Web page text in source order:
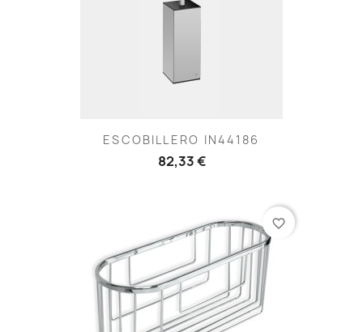
ESCOBILLERO IN44186
82,33 €
favorite_border